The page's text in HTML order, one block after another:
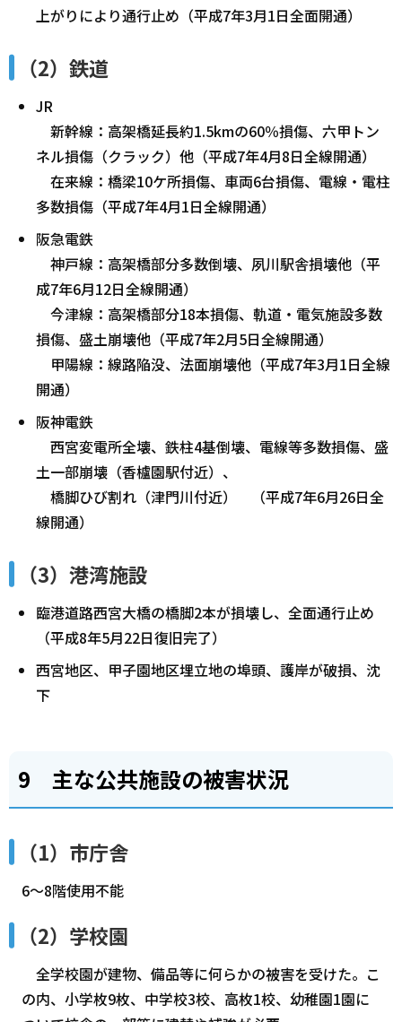
上がりにより通行止め（平成7年3月1日全面開通）
（2）鉄道
JR
新幹線：高架橋延長約1.5kmの60％損傷、六甲トン
ネル損傷（クラック）他（平成7年4月8日全線開通）
在来線：橋梁10ケ所損傷、車両6台損傷、電線・電柱
多数損傷（平成7年4月1日全線開通）
阪急電鉄
神戸線：高架橋部分多数倒壊、夙川駅舎損壊他（平
成7年6月12日全線開通）
今津線：高架橋部分18本損傷、軌道・電気施設多数
損傷、盛土崩壊他（平成7年2月5日全線開通）
甲陽線：線路陥没、法面崩壊他（平成7年3月1日全線
開通）
阪神電鉄
西宮変電所全壊、鉄柱4基倒壊、電線等多数損傷、盛
土一部崩壊（香櫨園駅付近）、
橋脚ひび割れ（津門川付近） （平成7年6月26日全
線開通）
（3）港湾施設
臨港道路西宮大橋の橋脚2本が損壊し、全面通行止め
（平成8年5月22日復旧完了）
西宮地区、甲子園地区埋立地の埠頭、護岸が破損、沈
下
9 主な公共施設の被害状況
（1）市庁舎
6～8階使用不能
（2）学校園
全学校園が建物、備品等に何らかの被害を受けた。こ
の内、小学枚9枚、中学校3校、高枚1校、幼稚園1園に